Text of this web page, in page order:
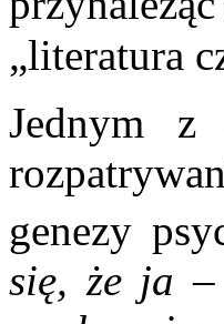
„literatura
Jednym z
genezy
się, że ja –